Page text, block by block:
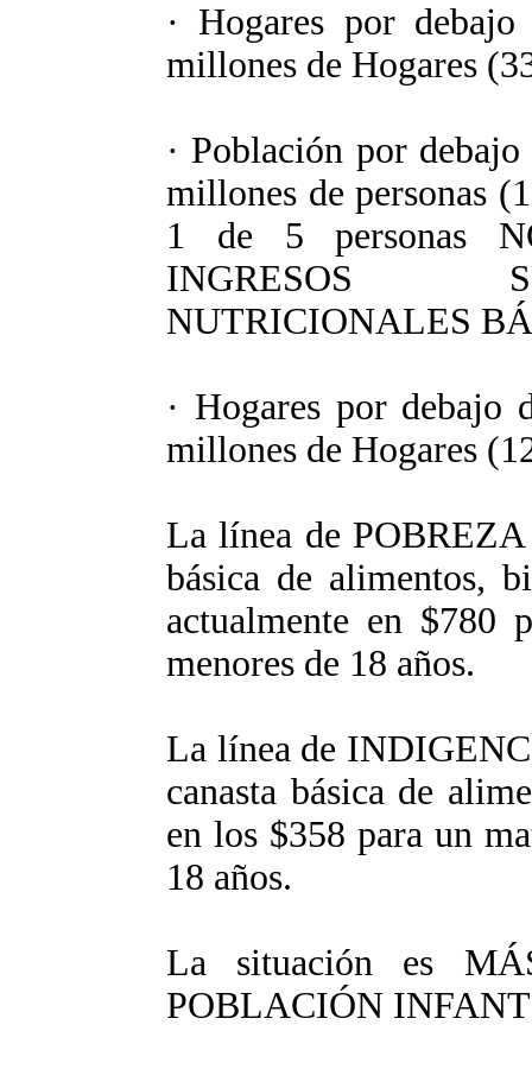
· Hogares por
millones de Hogares
· Población por
millones de personas
1 de 5 personas
INGRESOS
NUTRICIONALES
· Hogares por
millones de Hogares
La línea de POBREZA
básica de alimentos,
actualmente en
menores de 18 años.
La línea de
canasta básica de
en los $358 para un
18 años.
La situación es
POBLACIÓN